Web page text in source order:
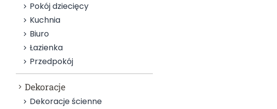
Pokój dziecięcy
Kuchnia
Biuro
Łazienka
Przedpokój
Dekoracje
Dekoracje ścienne